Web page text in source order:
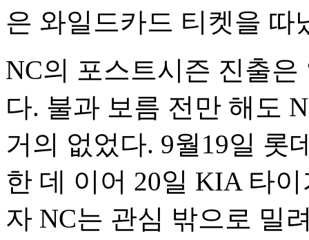
은 와일드카드 티켓을 따
NC의 포스트시즌 진출은
다. 불과 보름 전만 해도
거의 없었다. 9월19일 롯
한 데 이어 20일 KIA 타
자 NC는 관심 밖으로 밀